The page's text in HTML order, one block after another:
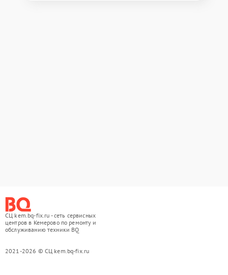
СЦ kem.bq-fix.ru - сеть сервисных
центров в Кемерово по ремонту и
обслуживанию техники BQ
2021-2026 © СЦ kem.bq-fix.ru